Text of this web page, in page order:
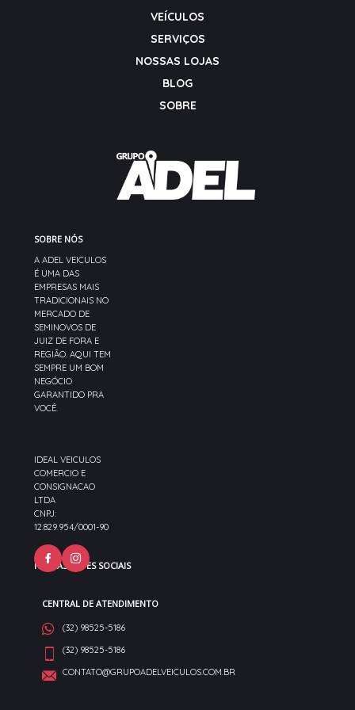
VEÍCULOS
SERVIÇOS
NOSSAS LOJAS
BLOG
SOBRE
SOBRE NÓS
A ADEL VEICULOS
É UMA DAS
EMPRESAS MAIS
TRADICIONAIS NO
MERCADO DE
SEMINOVOS DE
JUIZ DE FORA E
REGIÃO. AQUI TEM
SEMPRE UM BOM
NEGÓCIO
GARANTIDO PRA
VOCÊ.
IDEAL VEICULOS
COMERCIO E
CONSIGNACAO
LTDA
CNPJ:
12.829.954/0001-90
NOSSAS REDES SOCIAIS
CENTRAL DE ATENDIMENTO
(32) 98525-5186
(32) 98525-5186
CONTATO@GRUPOADELVEICULOS.COM.BR